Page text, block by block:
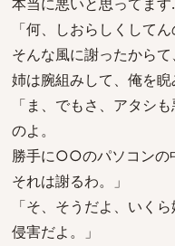
「何、しおらしくしてん
そんな風に謝ったからて
姉は腕組みして、俺を睨
「ま、でもさ、アタシ
のよ。
勝手に○○のパソコンの
それは謝るわ。」
「そ、そうだよ、いく
侵害だよ。」